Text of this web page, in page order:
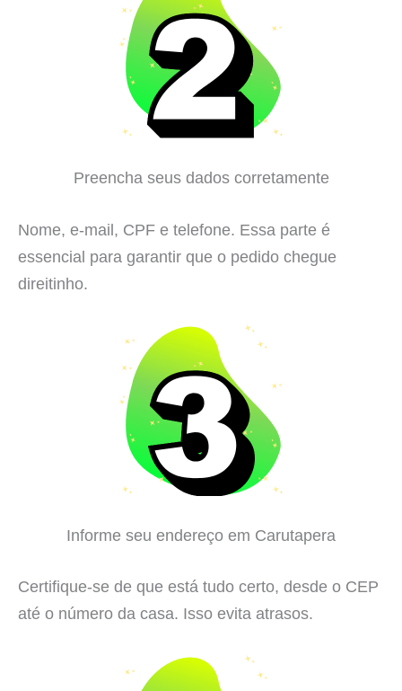
Preencha seus dados corretamente
Nome, e-mail, CPF e telefone. Essa parte é
essencial para garantir que o pedido chegue
direitinho.
Informe seu endereço em Carutapera
Certifique-se de que está tudo certo, desde o CEP
até o número da casa. Isso evita atrasos.